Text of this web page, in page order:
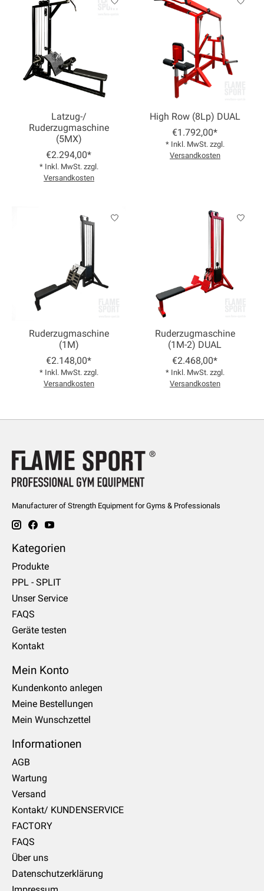
Latzug-/
Ruderzugmaschine
(5MX)
€2.294,00*
* Inkl. MwSt. zzgl.
Versandkosten
High Row (8Lp) DUAL
€1.792,00*
* Inkl. MwSt. zzgl.
Versandkosten
Ruderzugmaschine
(1M)
€2.148,00*
* Inkl. MwSt. zzgl.
Versandkosten
Ruderzugmaschine
(1M-2) DUAL
€2.468,00*
* Inkl. MwSt. zzgl.
Versandkosten
Manufacturer of Strength Equipment for Gyms & Professionals
Kategorien
Produkte
PPL - SPLIT
Unser Service
FAQS
Geräte testen
Kontakt
Mein Konto
Kundenkonto anlegen
Meine Bestellungen
Mein Wunschzettel
Informationen
AGB
Wartung
Versand
Kontakt/ KUNDENSERVICE
FACTORY
FAQS
Über uns
Datenschutzerklärung